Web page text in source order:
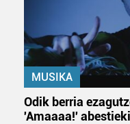
MUSIKA
Odik berria
'Amaaaa!'